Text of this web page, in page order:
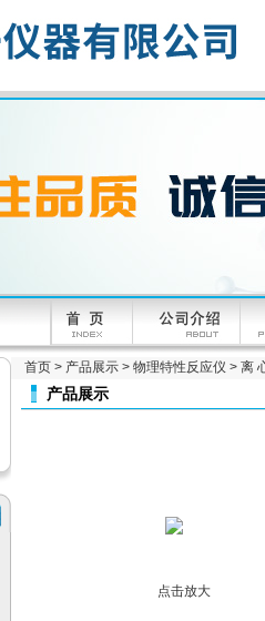
首页 > 产品展示 > 物理特性反应仪 > 离
产品展示
点击放大